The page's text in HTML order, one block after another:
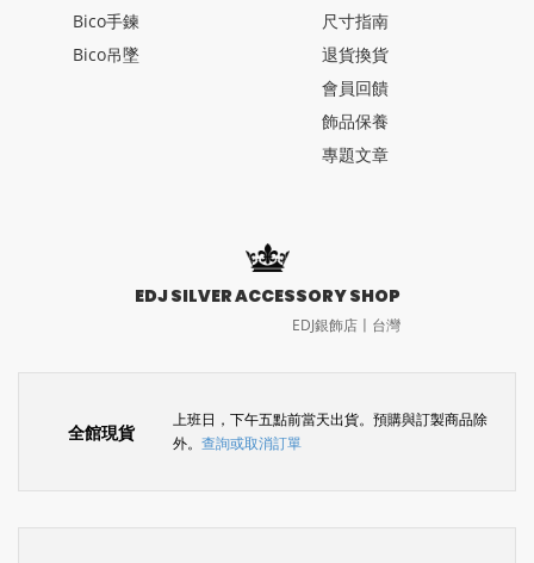
Bico手鍊
Bico吊墜
尺寸指南
退貨換貨
會員回饋
飾品保養
專題文章
EDJ SILVER ACCESSORY SHOP
EDJ銀飾店〡台灣
全館現貨
上班日，下午五點前當天出貨。預購與訂製商品除
外。 查詢或取消訂單